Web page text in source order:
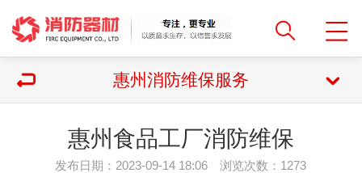
惠州消防维保服务
惠州食品工厂消防维保
发布日期：2023-09-14 18:06 浏览次数： 1273